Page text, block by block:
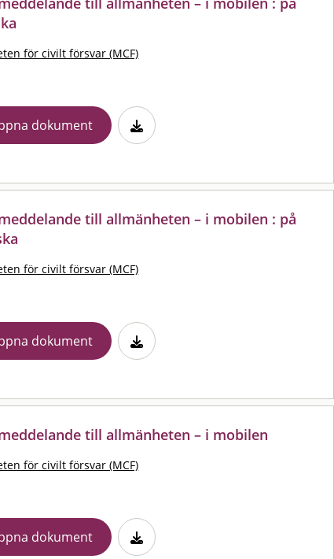
för civilt försvar (MCF)
dokument
till allmänheten – i mobilen : på
för civilt försvar (MCF)
dokument
till allmänheten – i mobilen
för civilt försvar (MCF)
dokument